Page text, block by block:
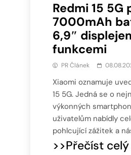
Redmi 15
7000mAh
6,9″
funkcemi
PR Článek
Xiaomi oznamuje
15 5G. Jedná se o
výkonných
uživatelům nabídly
pohlcující zážitek a
>>Přečíst